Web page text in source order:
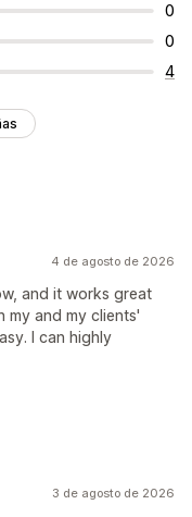
0
0
4
4 de agosto de 2026
and it works great
my and my clients'
I can highly
3 de agosto de 2026